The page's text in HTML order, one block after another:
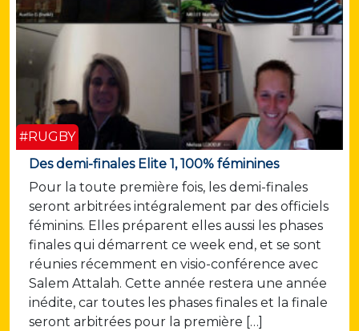
#RUGBY
Des demi-finales Elite 1, 100% féminines
Pour la toute première fois, les demi-finales
seront arbitrées intégralement par des officiels
féminins. Elles préparent elles aussi les phases
finales qui démarrent ce week end, et se sont
réunies récemment en visio-conférence avec
Salem Attalah. Cette année restera une année
inédite, car toutes les phases finales et la finale
seront arbitrées pour la première […]